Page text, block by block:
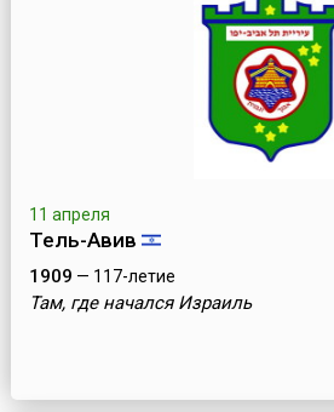
11 апреля
Тель-Авив
1909 — 117-летие
Там, где начался Израиль